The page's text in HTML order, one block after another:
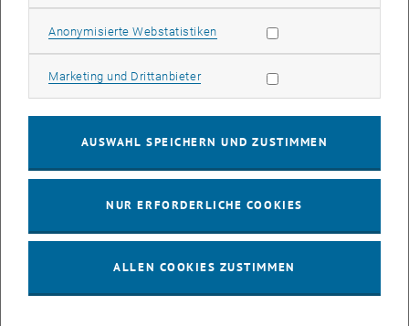
Dienstag, 19. Mai 2026, 17:00 s.t.
Freihaus Hörsaal 5
Paul Romatschke has been appointed as Professor of High Energy
in Vienna, he held a Full Professorship at the University of Colorado
Boulder, advancing through the academic ranks from Assistant
previously worked as a Fellow at the Frankfurt Institute for Advanced
Studies and held research positions at the University of Washington,
his PhD with distinction at TU Wien in 2003.
Anonymisierte WebstatistikenStatistik Cookies zulassen
Marketing und DrittanbieterMarketing Cookies zulassen
AUSWAHL SPEICHERN UND ZUSTIMMEN
NUR ERFORDERLICHE COOKIES
ALLEN COOKIES ZUSTIMMEN